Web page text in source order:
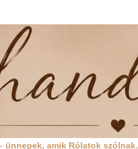
ünnepek, amik Rólatok szólnak.